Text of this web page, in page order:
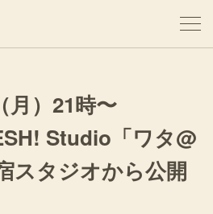
月）21時〜
Studio「ワタ@
スタジオから公開